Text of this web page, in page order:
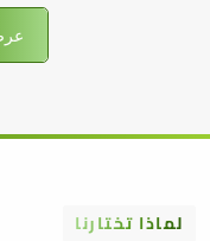
لماذا تختارنا